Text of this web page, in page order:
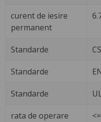
curent de iesire
permanent
Standarde
Standarde
Standarde
rata de operare